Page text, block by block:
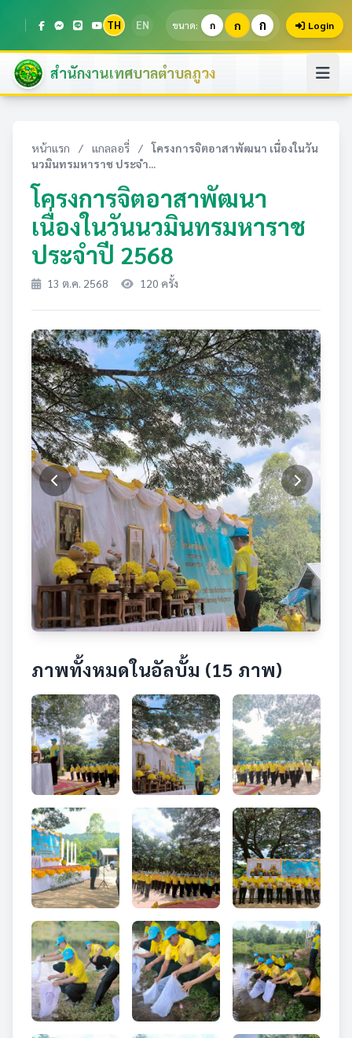
TH EN ขนาด: ก ก ก Login
สำนักงานเทศบาลตำบลภูวง
หน้าแรก / แกลลอรี่ /
โครงการจิตอาสาพัฒนา เนื่องในวัน
นวมินทรมหาราช ประจำ...
โครงการจิตอาสาพัฒนา
เนื่องในวันนวมินทรมหาราช
ประจำปี 2568
13 ต.ค. 2568 120 ครั้ง
ภาพทั้งหมดในอัลบั้ม (15 ภาพ)